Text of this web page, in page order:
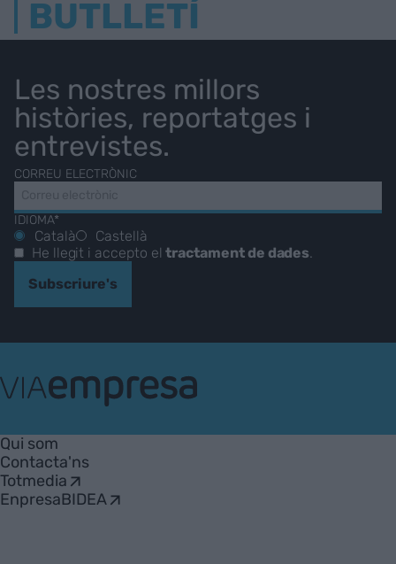
BUTLLETÍ
Les nostres millors
històries, reportatges i
entrevistes.
CORREU ELECTRÒNIC
IDIOMA*
Català
Castellà
He llegit i accepto eltractament de dades.
Subscriure's
Empresa
Qui som
Contacta'ns
Totmedia
EnpresaBIDEA